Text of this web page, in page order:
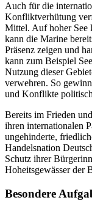
Auch für die
Konfliktverhütung
Mittel. Auf hoher See
kann die Marine
Präsenz zeigen und
kann zum Beispiel
Nutzung dieser
verwehren. So
und Konflikte
Bereits im Frieden
ihren internationalen
ungehinderte,
Handelsnation
Schutz ihrer
Hoheitsgewässer der
Besondere